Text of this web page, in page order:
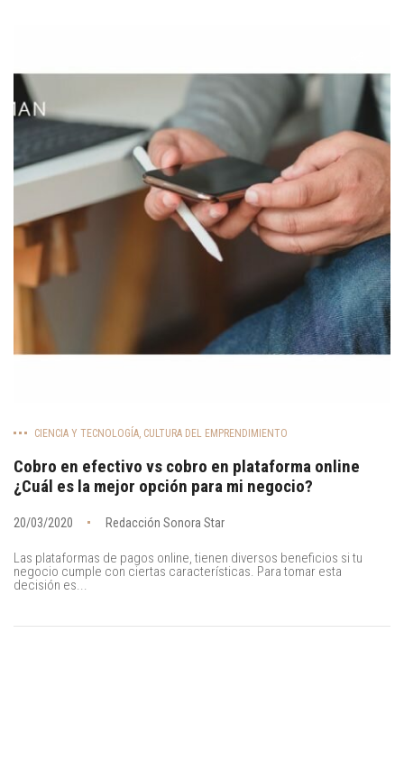
CIENCIA Y TECNOLOGÍA CULTURA DEL EMPRENDIMIENTO
Cobro en efectivo vs cobro en plataforma online
¿Cuál es la mejor opción para mi negocio?
20/03/2020 Redacción Sonora Star
Las plataformas de pagos online, tienen diversos beneficios si tu
negocio cumple con ciertas características. Para tomar esta
decisión es...